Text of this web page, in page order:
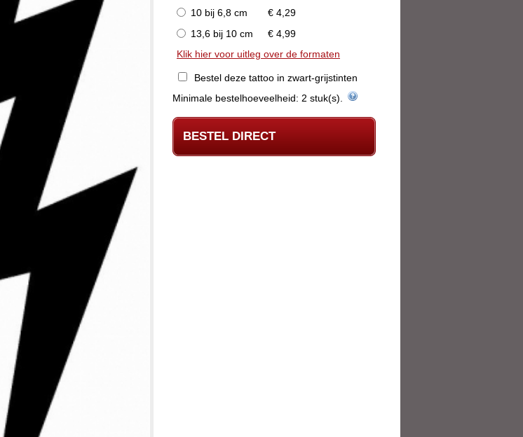
10 bij 6,8 cm
€ 4,29
13,6 bij 10 cm
€ 4,99
Klik hier voor uitleg over de formaten
Bestel deze tattoo in zwart-grijstinten
Minimale bestelhoeveelheid: 2 stuk(s).
BESTEL DIRECT